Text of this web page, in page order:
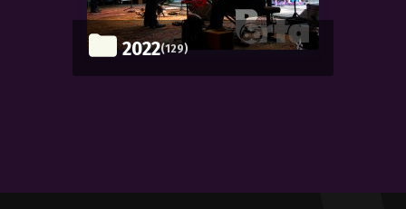
2022(129)